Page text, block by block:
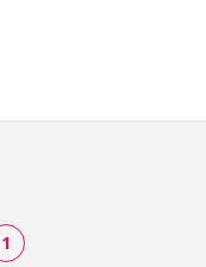
de 971m² avec une
1